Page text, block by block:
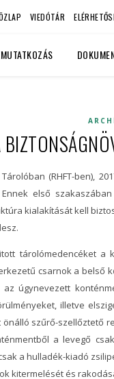
VIEDÓTÁR
(RHFT-ben),
első
kialakítását kell
tárolómedencéket
csarnok a
úgynevezett
illetve
önálló szűrő-szellőztető
a levegő
a hulladék-kiadó
kitermelését és